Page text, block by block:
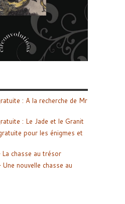
: A la recherche de Mr
: Le Jade et le Granit
pour les énigmes et
La chasse au trésor
Une nouvelle chasse au